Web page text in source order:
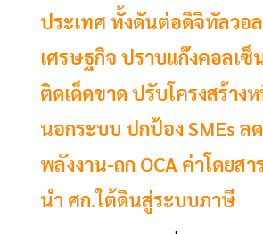
ประเทศ ทั้งดันต่อดิจิทัลวอ
เศรษฐกิจ ปราบแก๊งคอลเซ็
ติดเด็ดขาด ปรับโครงสร้าง
นอกระบบ ปกป้อง SMEs ล
พลังงาน-ถก OCA ค่าโดยสา
นำ ศก.ใต้ดินสู่ระบบภาษี